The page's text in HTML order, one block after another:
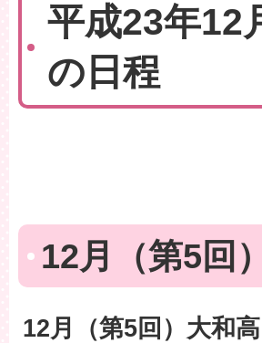
平成23年12
の日程
12月（第5回
12月（第5回）大和